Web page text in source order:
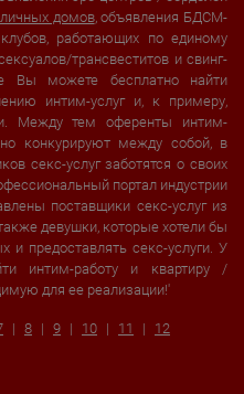
домов, объявления БДСМ-
работающих по единому
трансвеститов и свинг-
Вы можете бесплатно найти
интим-услуг и, к примеру,
Между тем оференты интим-
конкурируют между собой, в
секс-услуг заботятся о своих
портал индустрии
поставщики секс-услуг из
девушки, которые хотели бы
и предоставлять секс-услуги. У
интим-работу и квартиру /
для ее реализации!'
8 9 10 11 12